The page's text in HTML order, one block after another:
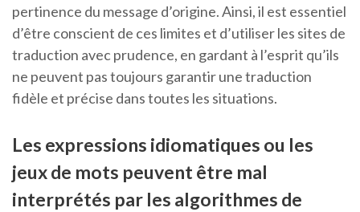
pertinence du message d’origine. Ainsi, il est essentiel
d’être conscient de ces limites et d’utiliser les sites de
traduction avec prudence, en gardant à l’esprit qu’ils
ne peuvent pas toujours garantir une traduction
fidèle et précise dans toutes les situations.
Les expressions idiomatiques ou les
jeux de mots peuvent être mal
interprétés par les algorithmes de